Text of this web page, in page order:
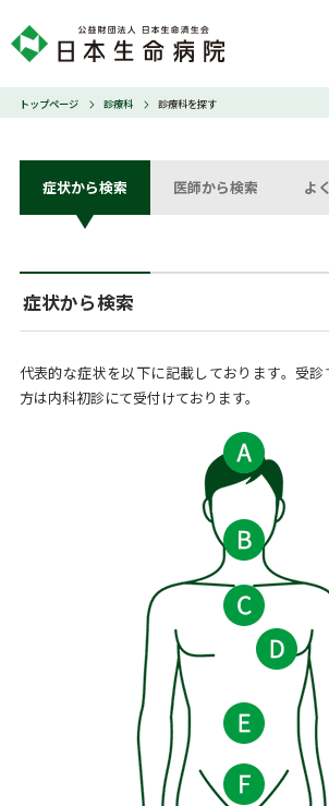
トップページ 診療科 診療科を探す
症状から検索 医師から検索 よ
症状から検索
代表的な症状を以下に記載しております。受
方は内科初診にて受付けております。